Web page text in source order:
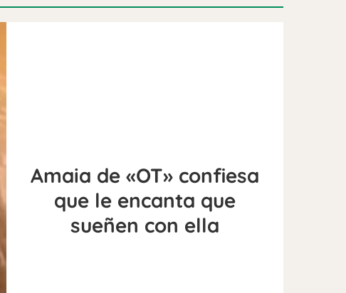
Amaia de «OT» confiesa
que le encanta que
sueñen con ella